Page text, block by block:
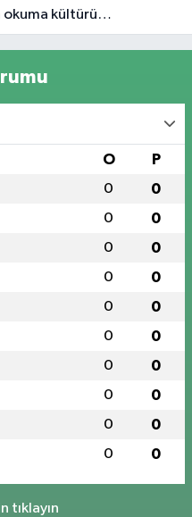
kültürü
O P
0 0
0 0
0 0
0 0
0 0
0 0
0 0
0 0
0 0
0 0
tıklayın